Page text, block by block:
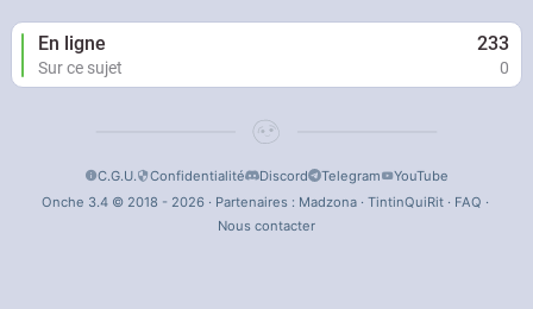
En ligne 233
Sur ce sujet 0
C.G.U. Confidentialité Discord Telegram
YouTube
Onche 3.4 © 2018 - 2026 · Partenaires : Madzona· TintinQuiRit· FAQ ·
Nous contacter